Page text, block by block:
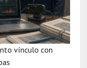
vínculo con